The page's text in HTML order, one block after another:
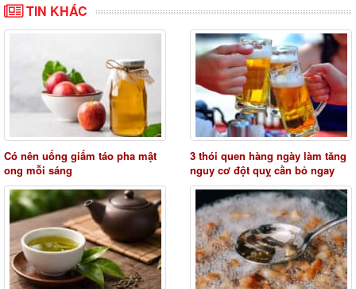
TIN KHÁC
Có nên uống giấm táo pha mật
ong mỗi sáng
3 thói quen hàng ngày làm tăng
nguy cơ đột quỵ cần bỏ ngay